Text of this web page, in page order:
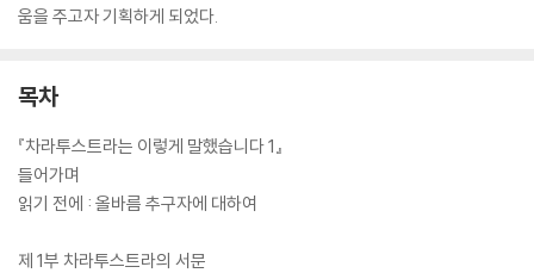
움을 주고자 기획하게 되었다.
목차
『차라투스트라는 이렇게 말했습니다 1』
들어가며
읽기 전에 : 올바름 추구자에 대하여
제 1부 차라투스트라의 서문